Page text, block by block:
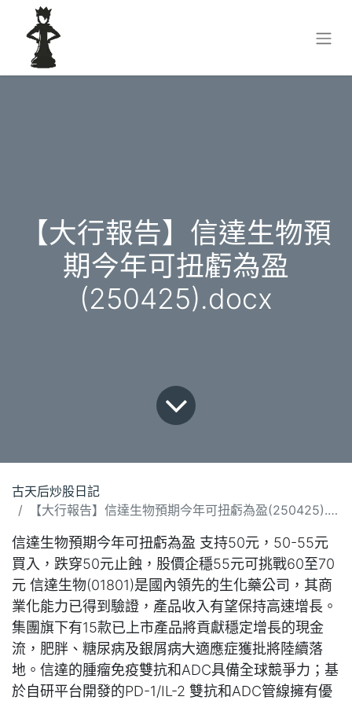
【大行報告】信達生物預
期今年可扭虧為盈
(250425).docx
古天后炒股日記
【大行報告】信達生物預期今年可扭虧為盈(250425).docx
信達生物預期今年可扭虧為盈 支持50元，50-55元
買入，跌穿50元止蝕，股價企穩55元可挑戰60至70
元 信達生物(01801)是國內領先的生化藥公司，其商
業化能力已得到驗證，產品收入有望保持高速增長。
集團旗下有15款已上市產品將貢獻穩定增長的現金
流，肥胖、糖尿病及銀屑病大適應症獲批將陸續落
地。信達的腫瘤免疫雙抗和ADC具備全球競爭力；基
於自研平台開發的PD-1/IL-2 雙抗和ADC管線擁有優